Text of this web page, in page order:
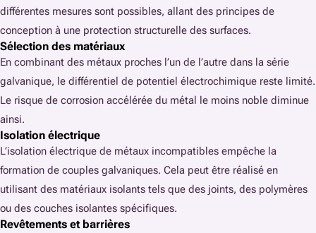
différentes mesures sont possibles, allant des principes de
conception à une protection structurelle des surfaces.
Sélection des matériaux
En combinant des métaux proches l’un de l’autre dans la série
galvanique, le différentiel de potentiel électrochimique reste limité.
Le risque de corrosion accélérée du métal le moins noble diminue
ainsi.
Isolation électrique
L’isolation électrique de métaux incompatibles empêche la
formation de couples galvaniques. Cela peut être réalisé en
utilisant des matériaux isolants tels que des joints, des polymères
ou des couches isolantes spécifiques.
Revêtements et barrières